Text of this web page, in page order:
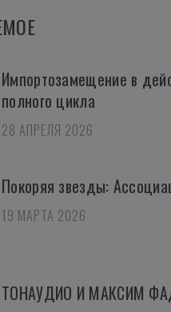
Импортозамещение в
полного цикла
28 АПРЕЛЯ 2026
Покоряя звезды:
19 МАРТА 2026
ТОНАУДИО И МАКСИМ